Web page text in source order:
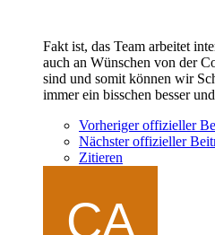
Fakt ist, das Team arbeitet
auch an Wünschen von der
sind und somit können wir
immer ein bisschen besser
Vorheriger offizieller
Nächster offizieller
Zitieren